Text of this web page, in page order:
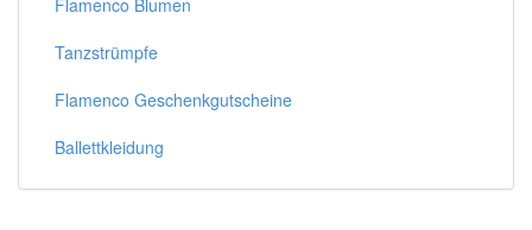
Flamenco Blumen
Tanzstrümpfe
Flamenco Geschenkgutscheine
Ballettkleidung